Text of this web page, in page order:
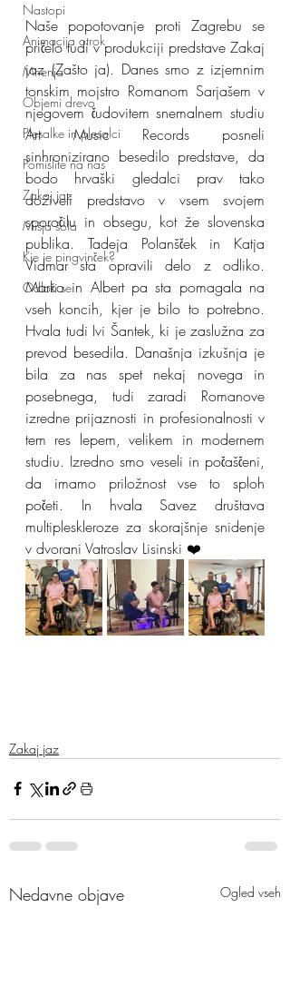
Nastopi
Animacija otrok
Mnenja
Objemi drevo
Plesalke in plesalci
Pomislite na nas
Zakaj jaz
Mišja šola
Kje je pingvinček?
Odloči se
Naše popotovanje proti Zagrebu se
pričelo tudi v produkciji predstave Zakaj
jaz (Zašto ja). Danes smo z izjemnim
tonskim mojstro Romanom Sarjašem v
njegovem čudovitem snemalnem studiu
Art Music Records posneli
sinhronizirano besedilo predstave, da
bodo hrvaški gledalci prav tako
doživeli predstavo v vsem svojem
sporočilu in obsegu, kot že slovenska
publika. Tadeja Polanšček in Katja
Vidmar sta opraviIi delo z odliko.
Marko in Albert pa sta pomagala na
vseh koncih, kjer je bilo to potrebno.
Hvala tudi Ivi Šantek, ki je zaslužna za
prevod besedila. Današnja izkušnja je
bila za nas spet nekaj novega in
posebnega, tudi zaradi Romanove
izredne prijaznosti in profesionalnosti v
tem res lepem, velikem in modernem
studiu. Izredno smo veseli in počaščeni,
da imamo priložnost vse to sploh
početi. In hvala Savez društava
multipleskleroze za skorajšnje snidenje
v dvorani Vatroslav Lisinski ❤️
Zakaj jaz
Nedavne objave Ogled vseh